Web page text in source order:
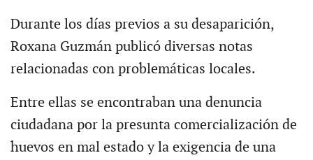
Durante los días previos a su desaparición,
Roxana Guzmán publicó diversas notas
relacionadas con problemáticas locales.
Entre ellas se encontraban una denuncia
ciudadana por la presunta comercialización de
huevos en mal estado y la exigencia de una